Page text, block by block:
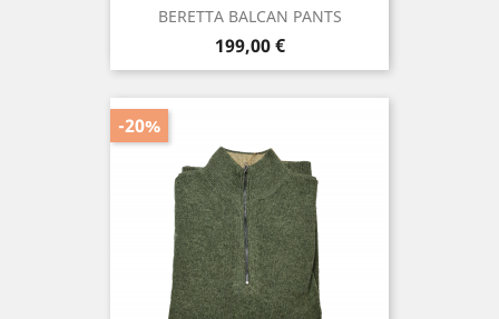
BERETTA BALCAN PANTS
Precio
199,00 €
-20%